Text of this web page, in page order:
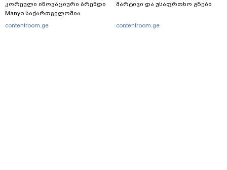
კორეული ინოვაციური ბრენდი
Manyo საქართველოშია
contentroom.ge
მარტივი და უსაფრთხო გზები
contentroom.ge